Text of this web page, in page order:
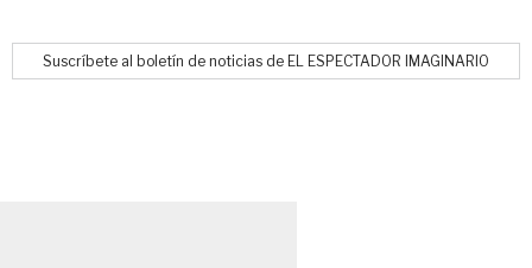
Suscríbete al boletín de noticias de EL ESPECTADOR IMAGINARIO